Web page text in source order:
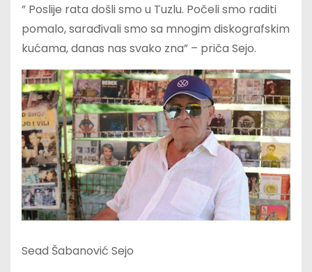
” Poslije rata došli smo u Tuzlu. Počeli smo raditi
pomalo, sarađivali smo sa mnogim diskografskim
kućama, danas nas svako zna” – priča Sejo.
Sead Šabanović Sejo